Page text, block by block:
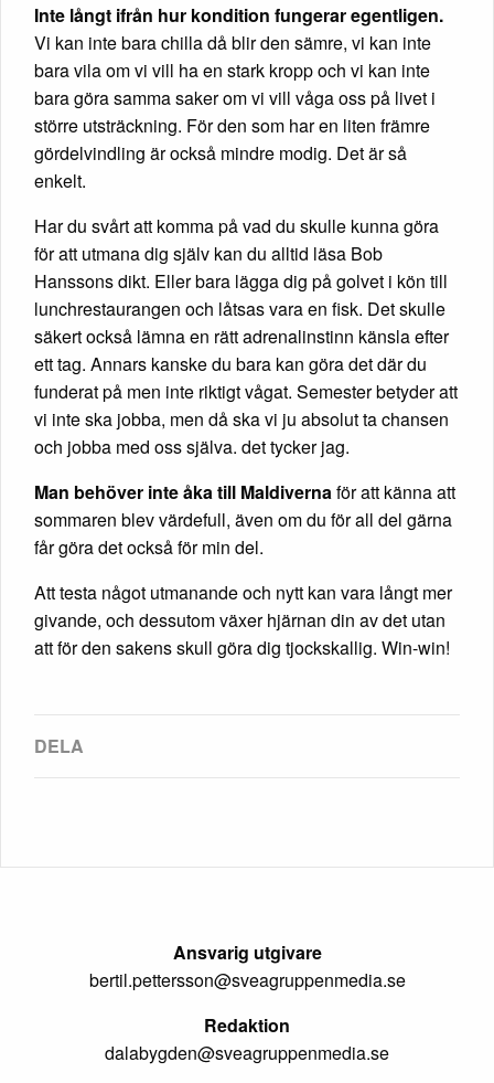
Inte långt ifrån hur kondition fungerar egentligen.
Vi kan inte bara chilla då blir den sämre, vi kan inte
bara vila om vi vill ha en stark kropp och vi kan inte
bara göra samma saker om vi vill våga oss på livet i
större utsträckning. För den som har en liten främre
gördelvindling är också mindre modig. Det är så
enkelt.
Har du svårt att komma på vad du skulle kunna göra
för att utmana dig själv kan du alltid läsa Bob
Hanssons dikt. Eller bara lägga dig på golvet i kön till
lunchrestaurangen och låtsas vara en fisk. Det skulle
säkert också lämna en rätt adrenalinstinn känsla efter
ett tag. Annars kanske du bara kan göra det där du
funderat på men inte riktigt vågat. Semester betyder att
vi inte ska jobba, men då ska vi ju absolut ta chansen
och jobba med oss själva. det tycker jag.
Man behöver inte åka till Maldiverna för att känna att
sommaren blev värdefull, även om du för all del gärna
får göra det också för min del.
Att testa något utmanande och nytt kan vara långt mer
givande, och dessutom växer hjärnan din av det utan
att för den sakens skull göra dig tjockskallig. Win-win!
Ansvarig utgivare
bertil.pettersson@sveagruppenmedia.se
Redaktion
dalabygden@sveagruppenmedia.se